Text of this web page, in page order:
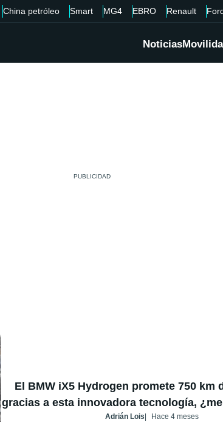
China petróleo Smart MG4 EBRO Renault
Noticias
El BMW iX5 Hydrogen promete 750 km
gracias a esta innovadora tecnología,
Adrián Lois Hace 4 meses